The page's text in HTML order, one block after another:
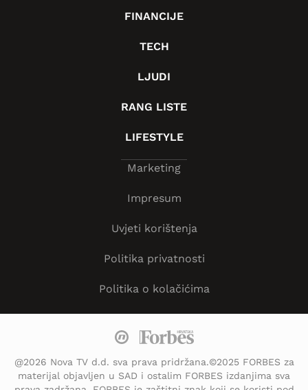
FINANCIJE
TECH
LJUDI
RANG LISTE
LIFESTYLE
Marketing
Impresum
Uvjeti korištenja
Politika privatnosti
Politika o kolačićima
@2026 Nova TV d.d. sva prava pridržana.©2025 FORBES za
materijal objavljen u SAD i ostalim FORBES izdanjima sva